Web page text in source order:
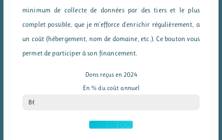
minimum de collecte de données par des tiers et le plus
complet possible, que je m'efforce d'enrichir régulièrement, a
un coût (hébergement, nom de domaine, etc.). Ce bouton vous
permet de participer à son financement.
Dons reçus en 2024
En % du coût annuel
% du coût annuel
86
FAIRE UN DON